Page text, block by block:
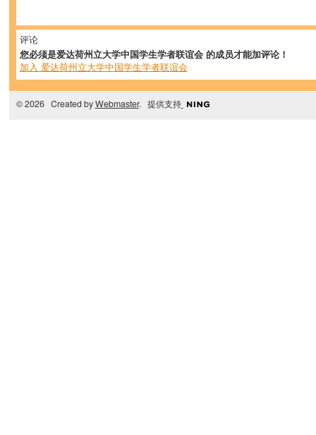
评论
您必须是爱达荷州立大学中国学生学者联谊会 的成员才能加评论！
加入 爱达荷州立大学中国学生学者联谊会
© 2026 Created byWebmaster. 提供支持